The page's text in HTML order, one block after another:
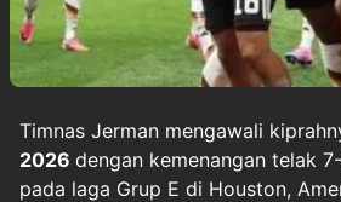
Timnas Jerman mengawali
2026 dengan kemenangan telak
pada laga Grup E di Houston,